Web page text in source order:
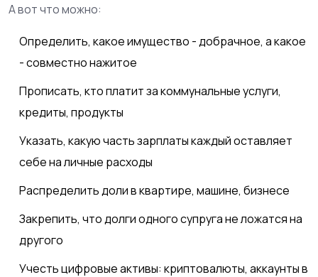
А вот что можно:
Определить, какое имущество - добрачное, а какое
- совместно нажитое
Прописать, кто платит за коммунальные услуги,
кредиты, продукты
Указать, какую часть зарплаты каждый оставляет
себе на личные расходы
Распределить доли в квартире, машине, бизнесе
Закрепить, что долги одного супруга не ложатся на
другого
Учесть цифровые активы: криптовалюты, аккаунты в